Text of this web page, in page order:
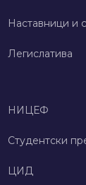
Наставници и
Легислатива
НИЦЕФ
Студентски
ЦИД